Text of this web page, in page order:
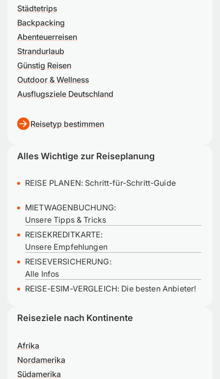
Städtetrips
Backpacking
Abenteuerreisen
Strandurlaub
Günstig Reisen
Outdoor & Wellness
Ausflugsziele Deutschland
Reisetyp bestimmen
Alles Wichtige zur Reiseplanung
REISE PLANEN: Schritt-für-Schritt-Guide
MIETWAGENBUCHUNG:
Unsere Tipps & Tricks
REISEKREDITKARTE:
Unsere Empfehlungen
REISEVERSICHERUNG:
Alle Infos
REISE-ESIM-VERGLEICH: Die besten Anbieter!
Reiseziele nach Kontinente
Afrika
Nordamerika
Südamerika